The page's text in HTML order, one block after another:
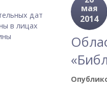
мая
2014
дат
в лицах